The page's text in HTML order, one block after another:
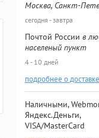
Москва, Санкт-
сегодня - завтра
Почтой России в
населеный пункт
4 - 10 дней
подробнее о доставке
Наличными,
Яндекс.Деньги,
VISA/MasterCard